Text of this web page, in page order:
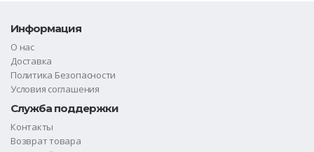
Информация
О нас
Доставка
Политика Безопасности
Условия соглашения
Служба поддержки
Контакты
Возврат товара